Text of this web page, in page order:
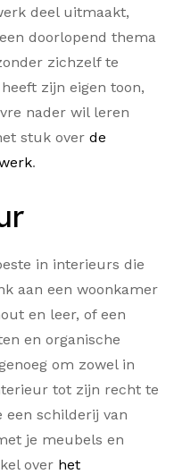
deel uitmaakt,
doorlopend thema
zichzelf te
zijn eigen toon,
nader wil leren
stuk over de
.
in interieurs die
aan een woonkamer
en leer, of een
en organische
om zowel in
tot zijn recht te
een schilderij van
je meubels en
over het